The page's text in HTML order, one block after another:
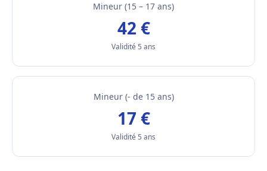
Mineur (15 – 17 ans)
42 €
Validité 5 ans
Mineur (- de 15 ans)
17 €
Validité 5 ans